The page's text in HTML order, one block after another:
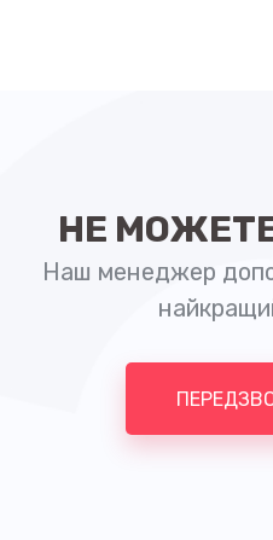
НЕ
Наш менеджер